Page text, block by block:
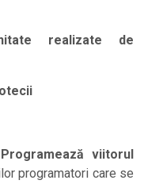
realizate de
viitorul
programatori care se